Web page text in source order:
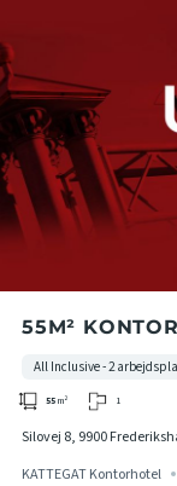
55M²
PÅ 2. ETAGE I
All Inclusive - 2
55 m² 1
Silovej 8, 9900
KATTEGAT Kontorhotel